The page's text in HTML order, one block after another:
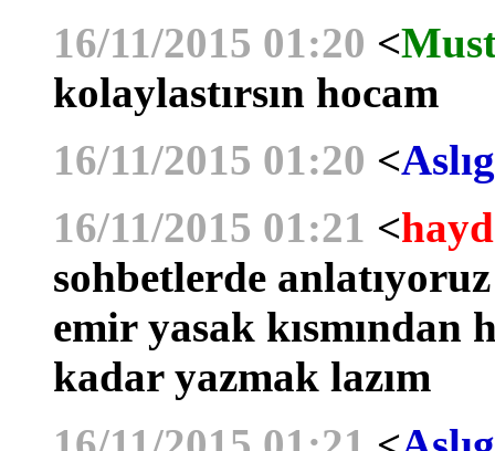
16/11/2015 01:20 <
kolaylastırsın hocam
16/11/2015 01:20 <
16/11/2015 01:21 <
sohbetlerde
emir yasak
kadar yazmak lazım